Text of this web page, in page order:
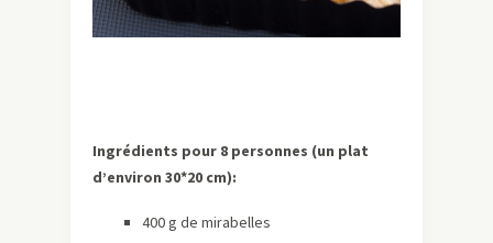
Ingrédients pour 8 personnes (un plat
d’environ 30*20 cm):
400 g de mirabelles